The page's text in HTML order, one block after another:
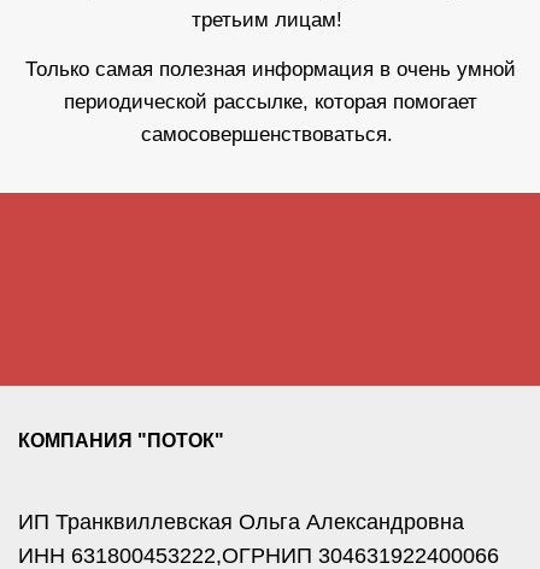
третьим лицам!
Только самая полезная информация в очень умной
периодической рассылке, которая помогает
самосовершенствоваться.
КОМПАНИЯ "ПОТОК"
ИП Транквиллевская Ольга Александровна
ИНН 631800453222,ОГРНИП 304631922400066